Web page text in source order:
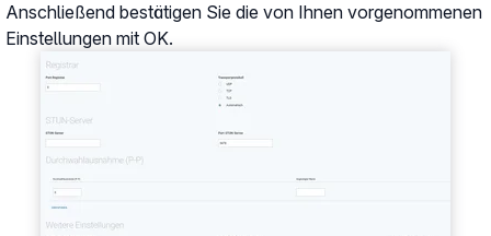
Show larger version
Anschließend bestätigen Sie die von Ihnen vorgenommenen
Einstellungen mit OK.